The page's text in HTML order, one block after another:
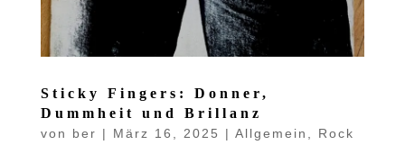
Sticky Fingers: Donner,
Dummheit und Brillanz
von ber | März 16, 2025 | Allgemein Rock